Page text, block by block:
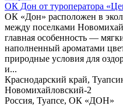
ОК Дон от туроператора
ОК «Дон» расположен в
между поселками
главная особенность —
наполненный ароматами
природные условия для
и...
Краснодарский край,
Новомихайловский-2
Россия, Туапсе, ОК «ДОН»